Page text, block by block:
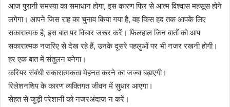
आज पुरानी समस्या का समाधान होगा, इस कारण फिर से आत्म विश्वास महसूस होने
लगेगा। आपने जिस राह का चुनाव किया गया है, वह किस हद तक आपके लिए
सकारात्मक है, इस बात पर विचार जरूर करें। फिलहाल जिन बातों को आप
सकारात्मक नजरिए से देख रहे हैं, उनके दूसरे पहलुओं पर भी नजर रखनी होगी।
हर एक बात में संतुलन बनेगा।
करियर संबंधी सकारात्मकता मेहनत करने का जज्बा बढ़ाएगी।
रिलेशनशिप के कारण व्यक्तिगत जीवन में सुधार आएगा।
सेहत से जुड़ी परेशानी को नजरअंदाज न करें।